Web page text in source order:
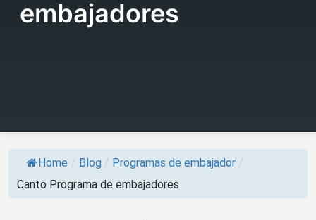
embajadores
Home / Blog / Programas de embajador /
Canto Programa de embajadores